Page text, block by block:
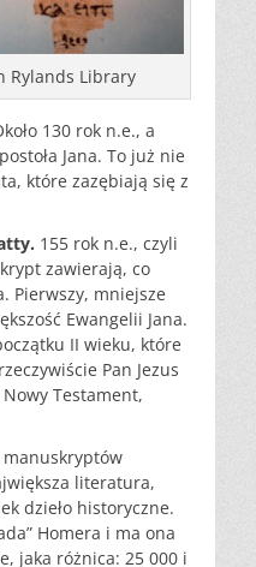
Rylands Library
130 rok n.e., a
Jana. To już nie
które zazębiają się z
155 rok n.e., czyli
zawierają, co
Pierwszy, mniejsze
Ewangelii Jana.
II wieku, które
Pan Jezus
Testament,
manuskryptów
literatura,
dzieło historyczne.
Homera i ma ona
jaka różnica: 25 000 i